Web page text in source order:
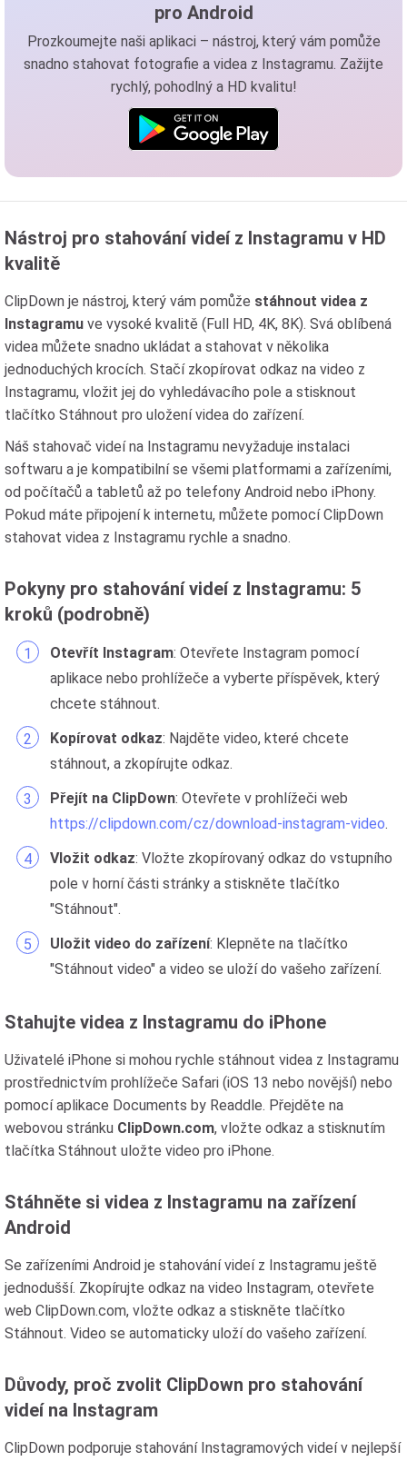
pro Android
Prozkoumejte naši aplikaci – nástroj, který vám pomůže
snadno stahovat fotografie a videa z Instagramu. Zažijte
rychlý, pohodlný a HD kvalitu!
Nástroj pro stahování videí z Instagramu v HD
kvalitě
ClipDown je nástroj, který vám pomůže stáhnout videa z
Instagramu ve vysoké kvalitě (Full HD, 4K, 8K). Svá oblíbená
videa můžete snadno ukládat a stahovat v několika
jednoduchých krocích. Stačí zkopírovat odkaz na video z
Instagramu, vložit jej do vyhledávacího pole a stisknout
tlačítko Stáhnout pro uložení videa do zařízení.
Náš stahovač videí na Instagramu nevyžaduje instalaci
softwaru a je kompatibilní se všemi platformami a zařízeními,
od počítačů a tabletů až po telefony Android nebo iPhony.
Pokud máte připojení k internetu, můžete pomocí ClipDown
stahovat videa z Instagramu rychle a snadno.
Pokyny pro stahování videí z Instagramu: 5
kroků (podrobně)
Otevřít Instagram: Otevřete Instagram pomocí
aplikace nebo prohlížeče a vyberte příspěvek, který
chcete stáhnout.
Kopírovat odkaz: Najděte video, které chcete
stáhnout, a zkopírujte odkaz.
Přejít na ClipDown: Otevřete v prohlížeči web
https://clipdown.com/cz/download-instagram-video.
Vložit odkaz: Vložte zkopírovaný odkaz do vstupního
pole v horní části stránky a stiskněte tlačítko
"Stáhnout".
Uložit video do zařízení: Klepněte na tlačítko
"Stáhnout video" a video se uloží do vašeho zařízení.
Stahujte videa z Instagramu do iPhone
Uživatelé iPhone si mohou rychle stáhnout videa z Instagramu
prostřednictvím prohlížeče Safari (iOS 13 nebo novější) nebo
pomocí aplikace Documents by Readdle. Přejděte na
webovou stránku ClipDown.com, vložte odkaz a stisknutím
tlačítka Stáhnout uložte video pro iPhone.
Stáhněte si videa z Instagramu na zařízení
Android
Se zařízeními Android je stahování videí z Instagramu ještě
jednodušší. Zkopírujte odkaz na video Instagram, otevřete
web ClipDown.com, vložte odkaz a stiskněte tlačítko
Stáhnout. Video se automaticky uloží do vašeho zařízení.
Důvody, proč zvolit ClipDown pro stahování
videí na Instagram
ClipDown podporuje stahování Instagramových videí v nejlepší